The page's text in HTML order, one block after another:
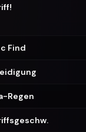
Find
Regen